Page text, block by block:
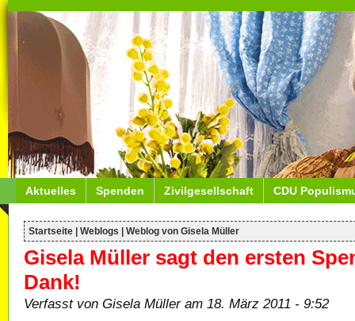
Aktuelles Spenden Zivilgesellschaft CDU
Startseite Weblogs Weblog von Gisela Müller
Gisela Müller sagt den ersten
Dank!
Verfasst von Gisela Müller am 18. März 2011 - 9:52